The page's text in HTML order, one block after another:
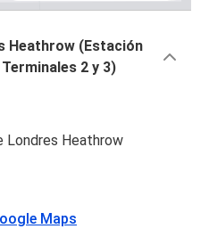
Heathrow (Estación
2 y 3)
Londres Heathrow
Maps